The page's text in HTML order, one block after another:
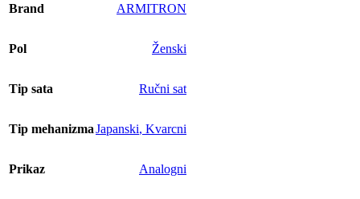
Brand
ARMITRON
Pol Ženski
Tip sata Ručni sat
Tip mehanizmaJapanski, Kvarcni
Prikaz Analogni